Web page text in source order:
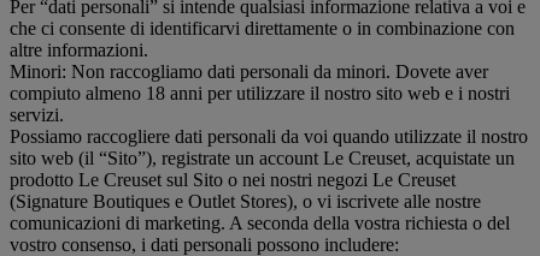
Per “dati personali” si intende qualsiasi informazione relativa a voi e
che ci consente di identificarvi direttamente o in combinazione con
altre informazioni.
Minori: Non raccogliamo dati personali da minori. Dovete aver
compiuto almeno 18 anni per utilizzare il nostro sito web e i nostri
servizi.
Possiamo raccogliere dati personali da voi quando utilizzate il nostro
sito web (il “Sito”), registrate un account Le Creuset, acquistate un
prodotto Le Creuset sul Sito o nei nostri negozi Le Creuset
(Signature Boutiques e Outlet Stores), o vi iscrivete alle nostre
comunicazioni di marketing. A seconda della vostra richiesta o del
vostro consenso, i dati personali possono includere: